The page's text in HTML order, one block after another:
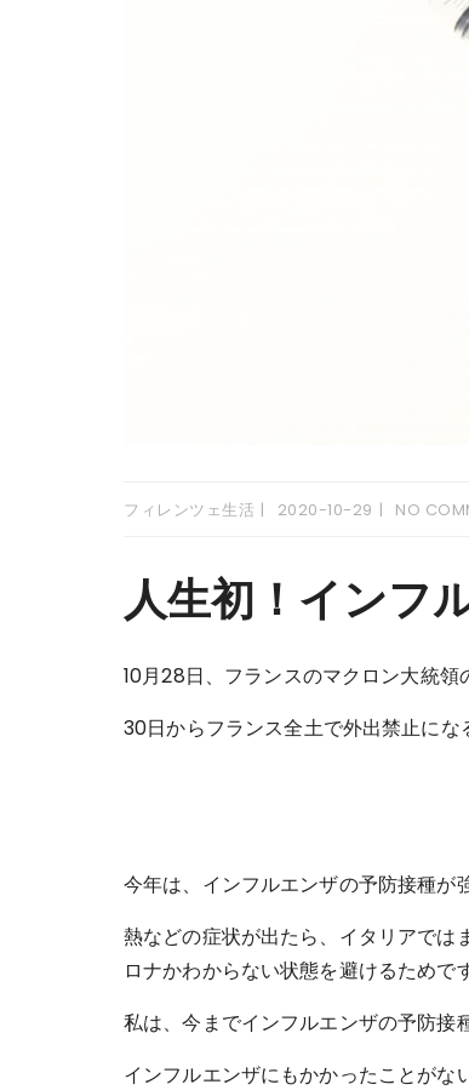
フィレンツェ生活 2020-10-29 NO
人生初！インフ
10月28日、フランスのマクロン大統領
30日からフランス全土で外出禁止にな
今年は、インフルエンザの予防接種が
熱などの症状が出たら、イタリアでは
ロナかわからない状態を避けるためです
私は、今までインフルエンザの予防接
インフルエンザにもかかったことが